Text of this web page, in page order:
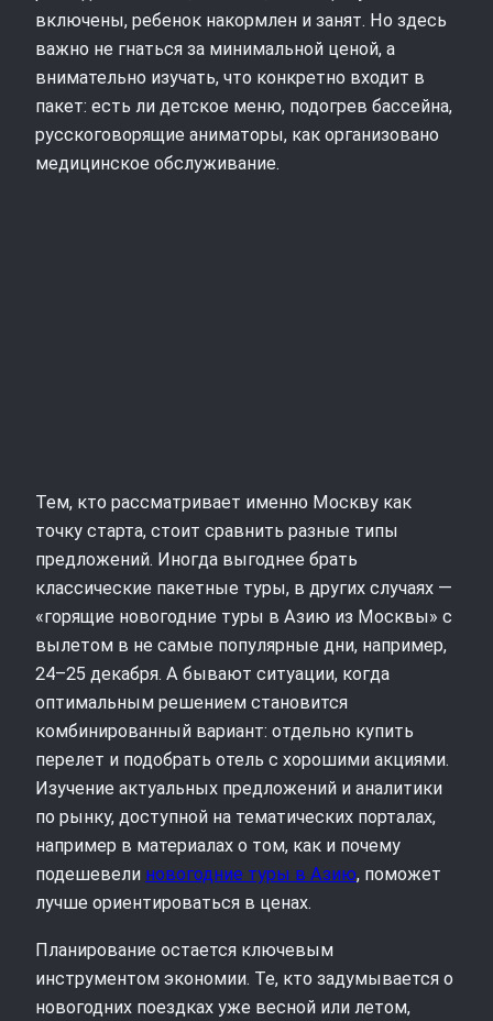
включены, ребенок накормлен и занят. Но здесь
важно не гнаться за минимальной ценой, а
внимательно изучать, что конкретно входит в
пакет: есть ли детское меню, подогрев бассейна,
русскоговорящие аниматоры, как организовано
медицинское обслуживание.
Тем, кто рассматривает именно Москву как
точку старта, стоит сравнить разные типы
предложений. Иногда выгоднее брать
классические пакетные туры, в других случаях —
«горящие новогодние туры в Азию из Москвы» с
вылетом в не самые популярные дни, например,
24–25 декабря. А бывают ситуации, когда
оптимальным решением становится
комбинированный вариант: отдельно купить
перелет и подобрать отель с хорошими акциями.
Изучение актуальных предложений и аналитики
по рынку, доступной на тематических порталах,
например в материалах о том, как и почему
подешевели новогодние туры в Азию, поможет
лучше ориентироваться в ценах.
Планирование остается ключевым
инструментом экономии. Те, кто задумывается о
новогодних поездках уже весной или летом,